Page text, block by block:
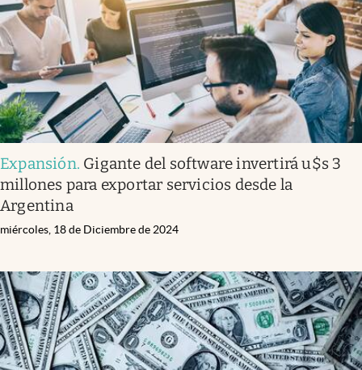
Clase
Clima
Mundial 2026
Eventos Corporativos
El Cronista Studio
Mediakit
abre en nueva pestaña
Argentina
Expansión. Gigante del software invertirá u$s 3
millones para exportar servicios desde la
Argentina
miércoles, 18 de Diciembre de 2024